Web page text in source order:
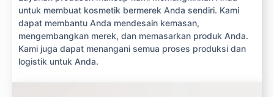
untuk membuat kosmetik bermerek Anda sendiri. Kami
dapat membantu Anda mendesain kemasan,
mengembangkan merek, dan memasarkan produk Anda.
Kami juga dapat menangani semua proses produksi dan
logistik untuk Anda.